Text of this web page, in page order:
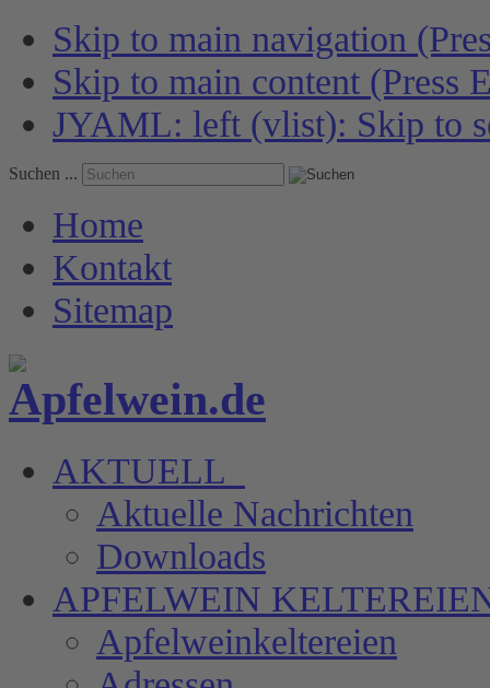
Skip to main navigation
Skip to main content (Press
JYAML: left (vlist): Skip to
Suchen ...
Home
Kontakt
Sitemap
AKTUELL
Aktuelle Nachrichten
Downloads
APFELWEIN
Apfelweinkeltereien